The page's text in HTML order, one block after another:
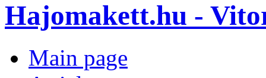
Hajomakett.hu -
Main page